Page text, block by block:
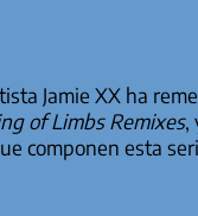
Jamie XX ha
of Limbs Remixes,
componen esta